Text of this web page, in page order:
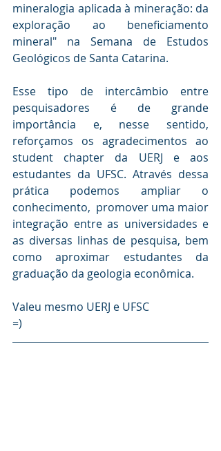
mineralogia aplicada à mineração: da
exploração ao beneficiamento
mineral" na Semana de Estudos
Geológicos de Santa Catarina.
Esse tipo de intercâmbio entre
pesquisadores é de grande
importância e, nesse sentido,
reforçamos os agradecimentos ao
student chapter da UERJ e aos
estudantes da UFSC. Através dessa
prática podemos ampliar o
conhecimento,  promover uma maior
integração entre as universidades e
as diversas linhas de pesquisa, bem
como aproximar estudantes da
graduação da geologia econômica.
Valeu mesmo UERJ e UFSC
=)